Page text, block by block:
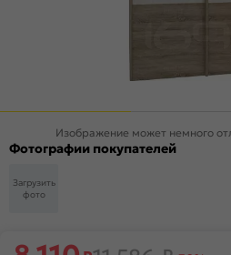
Изображение может немного
Фотографии покупателей
Загрузить
фото